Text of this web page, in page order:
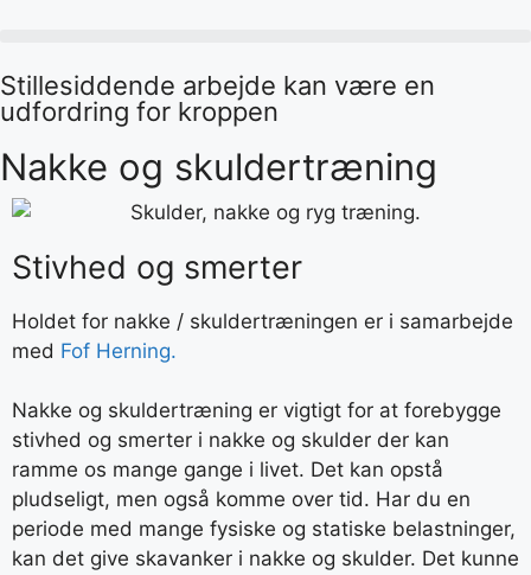
Stillesiddende arbejde kan være en
udfordring for kroppen
Nakke og skuldertræning
Stivhed og smerter
Holdet for nakke / skuldertræningen er i samarbejde
med Fof Herning.
Nakke og skuldertræning er vigtigt for at forebygge
stivhed og smerter i nakke og skulder der kan
ramme os mange gange i livet. Det kan opstå
pludseligt, men også komme over tid. Har du en
periode med mange fysiske og statiske belastninger,
kan det give skavanker i nakke og skulder. Det kunne